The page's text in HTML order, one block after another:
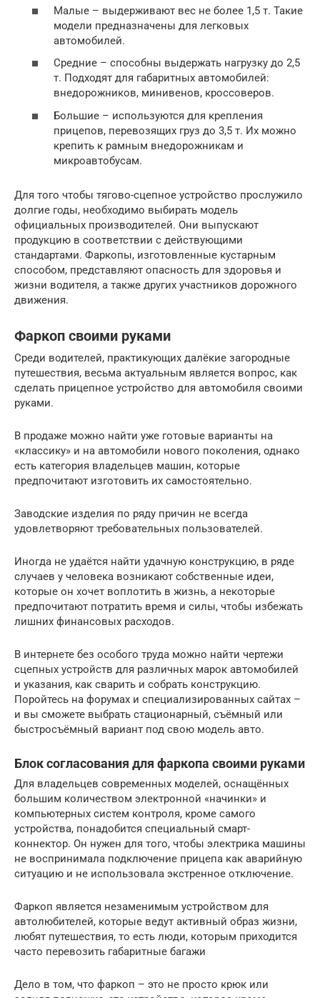
Малые – выдерживают вес не более 1,5 т. Такие
модели предназначены для легковых
автомобилей.
Средние – способны выдержать нагрузку до 2,5
т. Подходят для габаритных автомобилей:
внедорожников, минивенов, кроссоверов.
Большие – используются для крепления
прицепов, перевозящих груз до 3,5 т. Их можно
крепить к рамным внедорожникам и
микроавтобусам.
Для того чтобы тягово-сцепное устройство прослужило
долгие годы, необходимо выбирать модель
официальных производителей. Они выпускают
продукцию в соответствии с действующими
стандартами. Фаркопы, изготовленные кустарным
способом, представляют опасность для здоровья и
жизни водителя, а также других участников дорожного
движения.
Фаркоп своими руками
Среди водителей, практикующих далёкие загородные
путешествия, весьма актуальным является вопрос, как
сделать прицепное устройство для автомобиля своими
руками.
В продаже можно найти уже готовые варианты на
«классику» и на автомобили нового поколения, однако
есть категория владельцев машин, которые
предпочитают изготовить их самостоятельно.
Заводские изделия по ряду причин не всегда
удовлетворяют требовательных пользователей.
Иногда не удаётся найти удачную конструкцию, в ряде
случаев у человека возникают собственные идеи,
которые он хочет воплотить в жизнь, а некоторые
предпочитают потратить время и силы, чтобы избежать
лишних финансовых расходов.
В интернете без особого труда можно найти чертежи
сцепных устройств для различных марок автомобилей
и указания, как сварить и собрать конструкцию.
Поройтесь на форумах и специализированных сайтах –
и вы сможете выбрать стационарный, съёмный или
быстросъёмный вариант под свою модель авто.
Блок согласования для фаркопа своими руками
Для владельцев современных моделей, оснащённых
большим количеством электронной «начинки» и
компьютерных систем контроля, кроме самого
устройства, понадобится специальный смарт-
коннектор. Он нужен для того, чтобы электрика машины
не воспринимала подключение прицепа как аварийную
ситуацию и не использовала экстренное отключение.
Фаркоп является незаменимым устройством для
автолюбителей, которые ведут активный образ жизни,
любят путешествия, то есть люди, которым приходится
часто перевозить габаритные багажи
Дело в том, что фаркоп – это не просто крюк или